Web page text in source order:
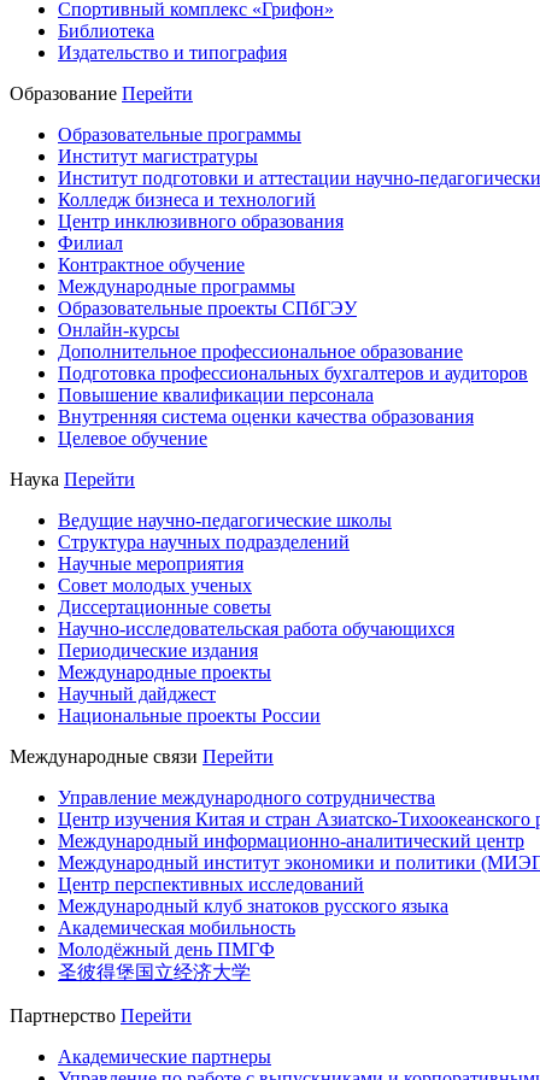
Спортивный комплекс «Грифон»
Библиотека
Издательство и типография
Образование Перейти
Образовательные программы
Институт магистратуры
Институт подготовки и аттестации научно-
Колледж бизнеса и технологий
Центр инклюзивного образования
Филиал
Контрактное обучение
Международные программы
Образовательные проекты СПбГЭУ
Онлайн-курсы
Дополнительное профессиональное образование
Подготовка профессиональных бухгалтеров и аудиторов
Повышение квалификации персонала
Внутренняя система оценки качества образования
Целевое обучение
Наука Перейти
Ведущие научно-педагогические школы
Структура научных подразделений
Научные мероприятия
Совет молодых ученых
Диссертационные советы
Научно-исследовательская работа обучающихся
Периодические издания
Международные проекты
Научный дайджест
Национальные проекты России
Международные связи Перейти
Управление международного сотрудничества
Центр изучения Китая и стран Азиатско-Тихоокеанского
Международный информационно-аналитический центр
Международный институт экономики и политики
Центр перспективных исследований
Международный клуб знатоков русского языка
Академическая мобильность
Молодёжный день ПМГФ
圣彼得堡国立经济大学
Партнерство Перейти
Академические партнеры